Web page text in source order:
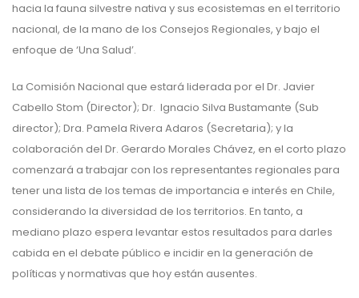
hacia la fauna silvestre nativa y sus ecosistemas en el territorio
nacional, de la mano de los Consejos Regionales, y bajo el
enfoque de ‘Una Salud’.
La Comisión Nacional que estará liderada por el Dr. Javier
Cabello Stom (Director); Dr. Ignacio Silva Bustamante (Sub
director); Dra. Pamela Rivera Adaros (Secretaria); y la
colaboración del Dr. Gerardo Morales Chávez, en el corto plazo
comenzará a trabajar con los representantes regionales para
tener una lista de los temas de importancia e interés en Chile,
considerando la diversidad de los territorios. En tanto, a
mediano plazo espera levantar estos resultados para darles
cabida en el debate público e incidir en la generación de
políticas y normativas que hoy están ausentes.